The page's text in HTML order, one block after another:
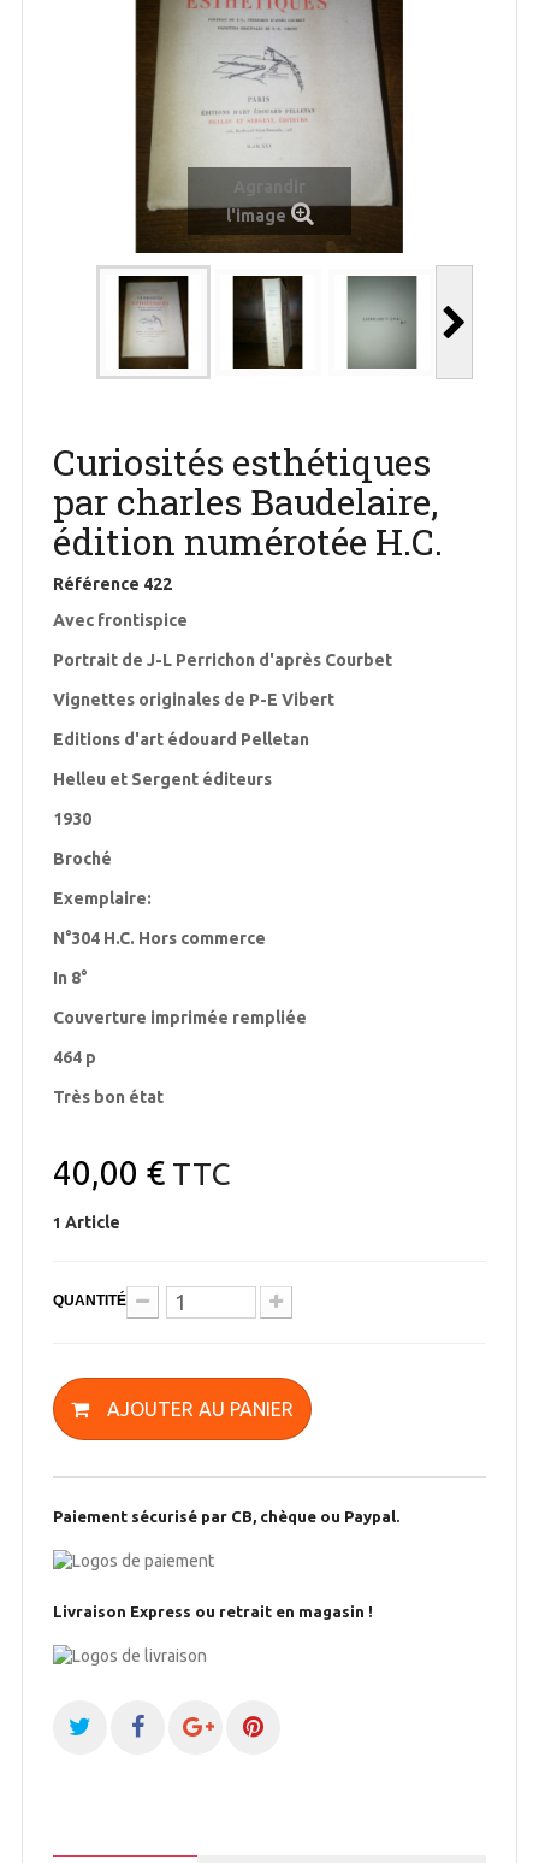
Agrandir
l'image
Curiosités esthétiques
par charles Baudelaire,
édition numérotée H.C.
Référence 422
Avec frontispice
Portrait de J-L Perrichon d'après Courbet
Vignettes originales de P-E Vibert
Editions d'art édouard Pelletan
Helleu et Sergent éditeurs
1930
Broché
Exemplaire:
N°304 H.C. Hors commerce
In 8°
Couverture imprimée rempliée
464 p
Très bon état
40,00 €TTC
1 Article
QUANTITÉ
AJOUTER AU PANIER
Paiement sécurisé par CB, chèque ou Paypal.
Livraison Express ou retrait en magasin !